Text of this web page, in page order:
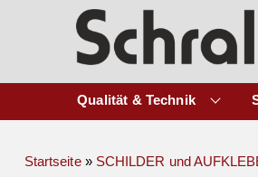
Qualität & Technik
Startseite» SCHILDER und